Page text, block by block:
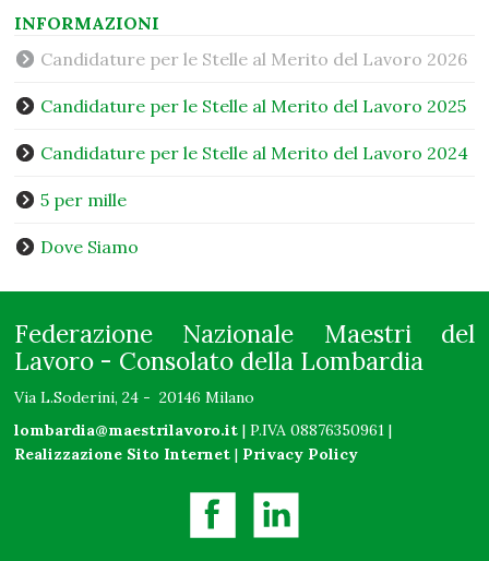
INFORMAZIONI
Candidature per le Stelle al Merito del Lavoro 2026
Candidature per le Stelle al Merito del Lavoro 2025
Candidature per le Stelle al Merito del Lavoro 2024
5 per mille
Dove Siamo
Federazione Nazionale Maestri del
Lavoro - Consolato della Lombardia
Via L.Soderini, 24 - 20146 Milano
lombardia@maestrilavoro.it | P.IVA 08876350961 |
Realizzazione Sito Internet | Privacy Policy